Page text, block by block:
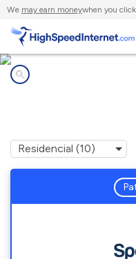
We may earn moneywhen you